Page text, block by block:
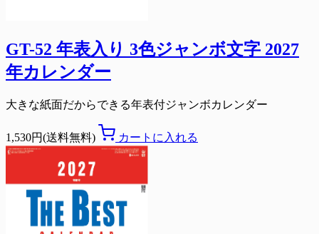
GT-52 年表入り 3色ジャンボ文字 2027
年カレンダー
大きな紙面だからできる年表付ジャンボカレンダー
1,530円(送料無料) カートに入れる